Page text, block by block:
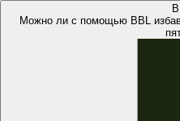
Можно ли с помощью BBL